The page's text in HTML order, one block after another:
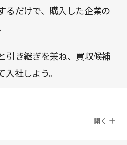
るだけで、購入した企業の
引き継ぎを兼ね、買収候補
社しよう。
開く